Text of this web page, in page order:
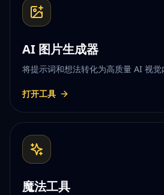
AI 图片生成器
将提示词和想法转化为高质量 AI 视觉
打开工具
魔法工具